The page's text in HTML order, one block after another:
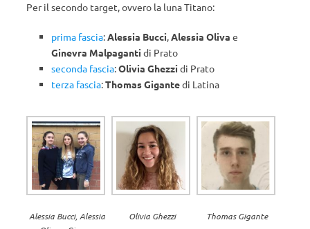
Per il secondo target, ovvero la luna Titano:
prima fascia:Alessia Bucci,Alessia Oliva e
Ginevra Malpaganti di Prato
seconda fascia:Olivia Ghezzi di Prato
terza fascia:Thomas Gigantedi Latina
Alessia Bucci, Alessia
Olivia Ghezzi Thomas Gigante